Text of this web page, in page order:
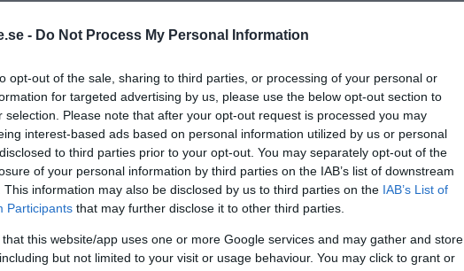
- Do Not Process My Personal Information
opt-out of the sale, sharing to third parties, or processing of your personal or
for targeted advertising by us, please use the below opt-out section to
selection. Please note that after your opt-out request is processed you may
interest-based ads based on personal information utilized by us or personal
to third parties prior to your opt-out. You may separately opt-out of the
of your personal information by third parties on the IAB’s list of downstream
This information may also be disclosed by us to third parties on the IAB’s List of
Participants that may further disclose it to other third parties.
that this website/app uses one or more Google services and may gather and store
but not limited to your visit or usage behaviour. You may click to grant or
den byggdes upp, ett justitiemord. Det
Aftonbladet den 10 oktober. Anledningen
är att Billy Butt just kommit ut med en bok
som är en redogörelse för en
och resning i målet.
brott som kan drabba en människa.
ömtåligaste inre. Kunskapen om
fortfarande bristfällig inom vårt
våldtäktsoffer upplever
som själva övergreppet, det är
som sannolikt har den lägsta
alltför låg uppklarningsprocent. Det är